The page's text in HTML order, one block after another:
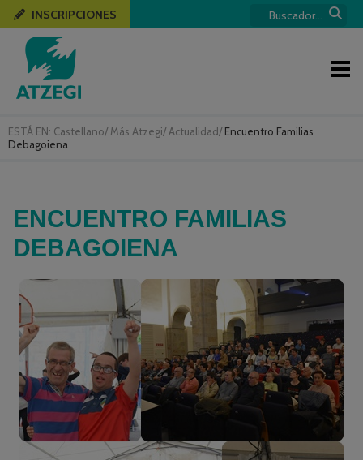
ESTÁ EN: Castellano/ Más Atzegi/ Actualidad/ Encuentro Familias
Debagoiena
INSCRIPCIONES
ENCUENTRO FAMILIAS
DEBAGOIENA